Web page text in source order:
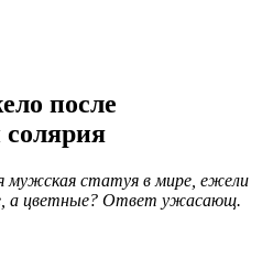
после
мужская статуя в мире, ежели
а цветные? Ответ ужасающ.